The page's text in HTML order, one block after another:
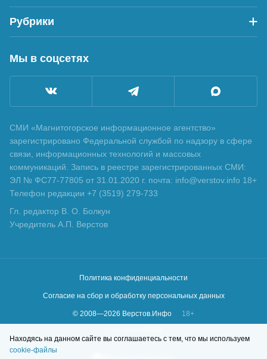
Рубрики
Мы в соцсетях
СМИ «Магнитогорское информационное агентство»
зарегистрировано Федеральной службой по надзору в сфере
связи, информационных технологий и массовых
коммуникаций. Запись в реестре зарегистрированных СМИ:
ЭЛ № ФС77-77805 от 31.01.2020 г. почта: info@verstov.info 18+
Телефон редакции +7 (3519) 279-733
Гл. редактор В. О. Болкун
Учредитель А.П. Верстов
Политика конфиденциальности
Согласие на сбор и обработку персональных данных
© 2008—2026 Верстов.Инфо
18+
Находясь на данном сайте вы соглашаетесь с тем, что мы используем
cookie-файлы